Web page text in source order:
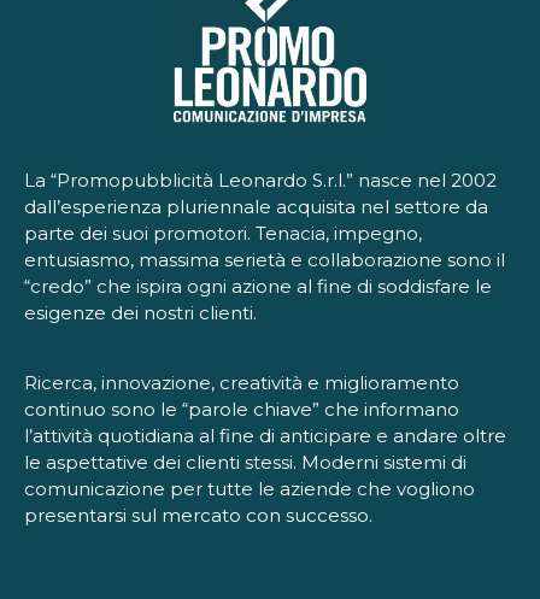
La “Promopubblicità Leonardo S.r.l.” nasce nel 2002
dall’esperienza pluriennale acquisita nel settore da
parte dei suoi promotori. Tenacia, impegno,
entusiasmo, massima serietà e collaborazione sono il
“credo” che ispira ogni azione al fine di soddisfare le
esigenze dei nostri clienti.
Ricerca, innovazione, creatività e miglioramento
continuo sono le “parole chiave” che informano
l’attività quotidiana al fine di anticipare e andare oltre
le aspettative dei clienti stessi. Moderni sistemi di
comunicazione per tutte le aziende che vogliono
presentarsi sul mercato con successo.